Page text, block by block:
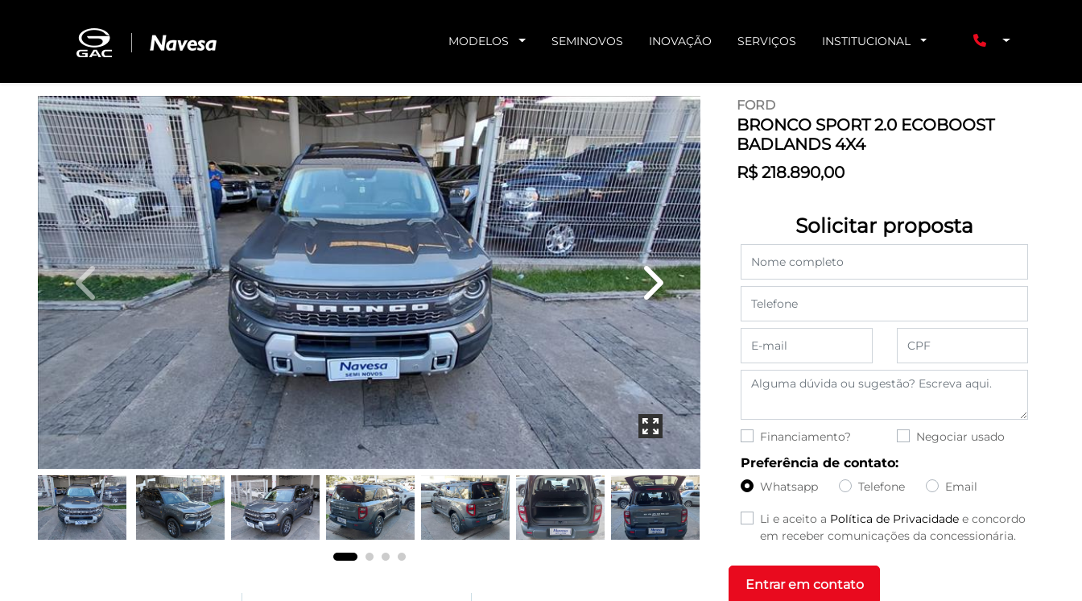
MODELOS SEMINOVOS INOVAÇÃO SERVIÇOS INSTITUCIONAL
FORD
BRONCO SPORT 2.0 ECOBOOST
BADLANDS 4X4
R$ 218.890,00
Solicitar proposta
Financiamento? Negociar usado
Preferência de contato:
Whatsapp Telefone Email
Li e aceito a Política de Privacidade e concordo
em receber comunicações da concessionária.
Entrar em contato
Previous Next